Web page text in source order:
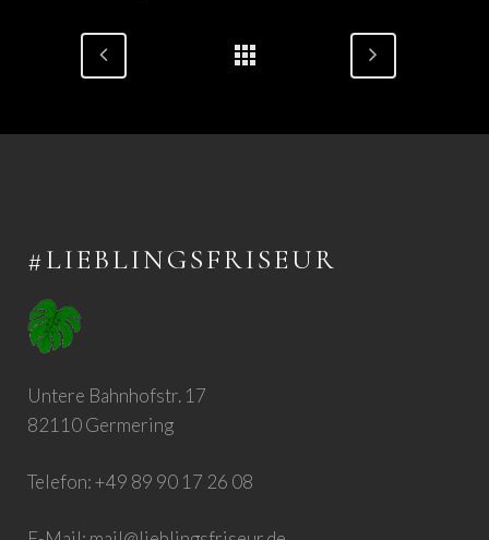
#LIEBLINGSFRISEUR
Untere Bahnhofstr. 17
82110 Germering
Telefon: +49 89 90 17 26 08